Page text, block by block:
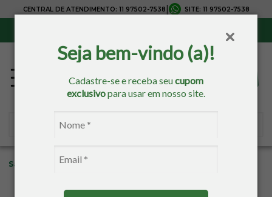
Seja bem-vindo (a)!
Cadastre-se e receba seucupom
exclusivopara usar em nosso site.
CENTRAL DE ATENDIMENTO: 11 97502-7538 SITE: 11 97502-7538
Sacaria Tricô/Crochê